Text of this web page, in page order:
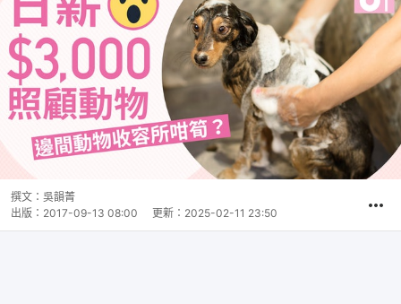
撰文： 吳韻菁
出版： 2017-09-13 08:00 更新： 2025-02-11 23:50